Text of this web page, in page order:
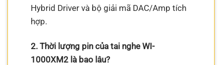
Hybrid Driver và bộ giải mã DAC/Amp tích
hợp.
2. Thời lượng pin của tai nghe WI-
1000XM2 là bao lâu?